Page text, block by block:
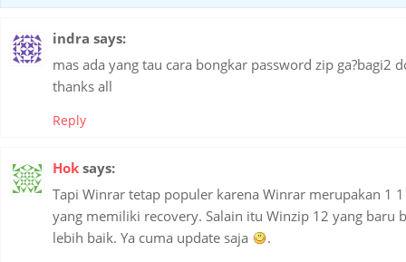
indra says:
mas ada yang tau cara bongkar password zip
thanks all
Reply
Hok says:
Tapi Winrar tetap populer karena Winrar merupakan 1
yang memiliki recovery. Salain itu Winzip 12 yang baru
lebih baik. Ya cuma update saja
.